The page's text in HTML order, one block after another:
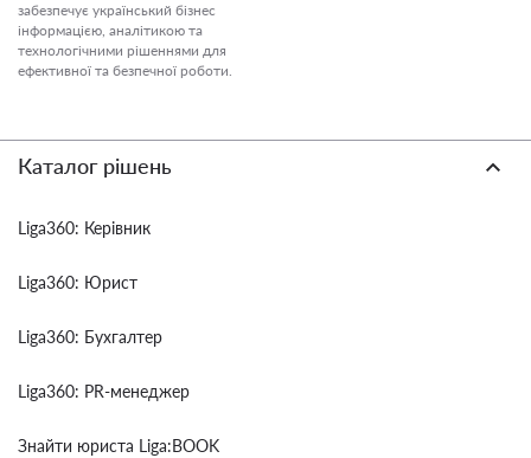
забезпечує український бізнес
інформацією, аналітикою та
технологічними рішеннями для
ефективної та безпечної роботи.
Каталог рішень
Liga360: Керівник
Liga360: Юрист
Liga360: Бухгалтер
Liga360: PR-менеджер
Знайти юриста Liga:BOOK